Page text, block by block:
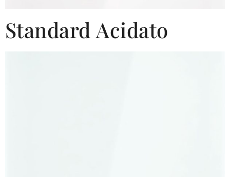
Standard Acidato